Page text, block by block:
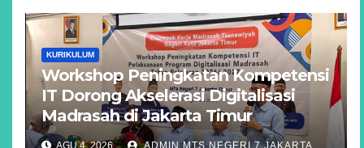
KURIKULUM
Workshop Peningkatan Kompetensi
IT Dorong Akselerasi Digitalisasi
Madrasah di Jakarta Timur